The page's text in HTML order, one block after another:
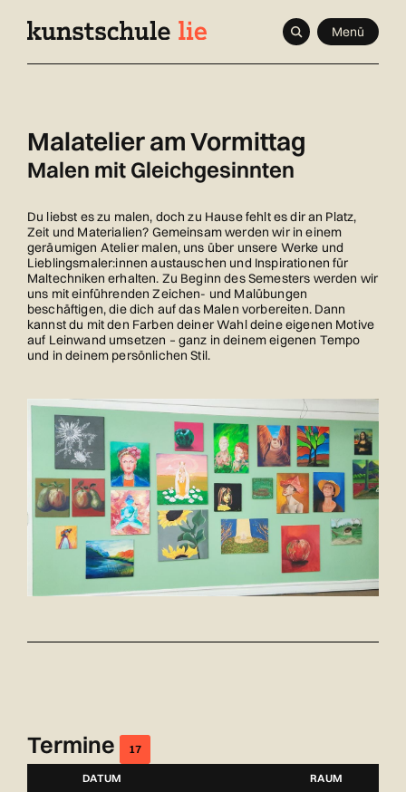
Navigieren
Seitenkontext Menü
Malatelier am Vormittag
Malen mit Gleichgesinnten
Du liebst es zu malen, doch zu Hause fehlt es dir an Platz,
Zeit und Materialien? Gemeinsam werden wir in einem
geräumigen Atelier malen, uns über unsere Werke und
Lieblingsmaler:innen austauschen und Inspirationen für
Maltechniken erhalten. Zu Beginn des Semesters werden wir
uns mit einführenden Zeichen- und Malübungen
beschäftigen, die dich auf das Malen vorbereiten. Dann
kannst du mit den Farben deiner Wahl deine eigenen Motive
auf Leinwand umsetzen – ganz in deinem eigenen Tempo
und in deinem persönlichen Stil.
Termine 17
NUMMERDATUM RAUM